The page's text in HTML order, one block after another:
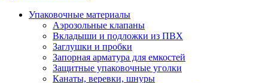
Упаковочные материалы
Аэрозольные клапаны
Вкладыши и подложки из ПВХ
Заглушки и пробки
Запорная арматура для емкостей
Защитные упаковочные уголки
Канаты, веревки, шнуры